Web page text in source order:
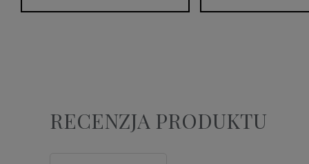
RECENZJA PRODUKTU